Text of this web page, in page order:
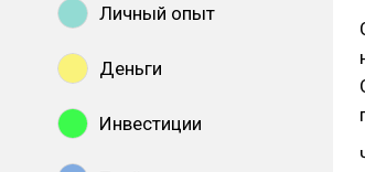
Личный опыт
Деньги
Инвестиции